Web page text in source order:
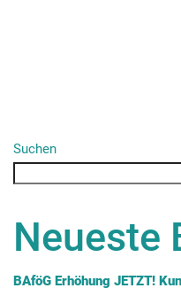
Suchen
Neueste
BAföG Erhöhung JETZT!